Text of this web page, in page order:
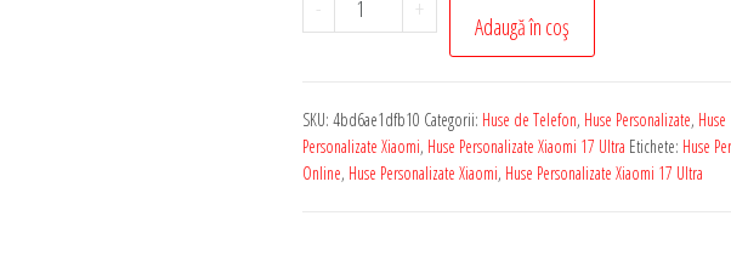
-
Husa
Poza
Ta
+
Adaugă în coș
SKU: 4bd6ae1dfb10 Categorii: Huse de Telefon, Huse Personalizate, Huse
Personalizate Xiaomi, Huse Personalizate Xiaomi 17 Ultra Etichete: Huse
Online, Huse Personalizate Xiaomi, Huse Personalizate Xiaomi 17 Ultra